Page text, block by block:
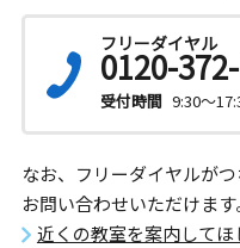
フリーダイヤル
0120-
受付時間 9:30～
なお、フリーダイヤルが
お問い合わせいただけます
近くの教室を案内してほ